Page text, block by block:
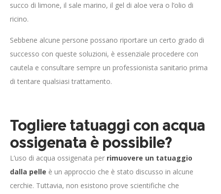
succo di limone, il sale marino, il gel di aloe vera o l’olio di
ricino.
Sebbene alcune persone possano riportare un certo grado di
successo con queste soluzioni, è essenziale procedere con
cautela e consultare sempre un professionista sanitario prima
di tentare qualsiasi trattamento.
Togliere tatuaggi con acqua
ossigenata è possibile?
L’uso di acqua ossigenata per rimuovere un tatuaggio
dalla pelle è un approccio che è stato discusso in alcune
cerchie. Tuttavia, non esistono prove scientifiche che